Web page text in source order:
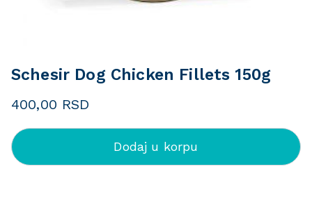
Schesir Dog Chicken Fillets 150g
400,00 RSD
Dodaj u korpu